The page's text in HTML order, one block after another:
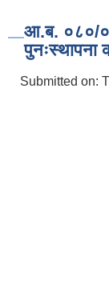
आ.ब. ०८०/
पुनःस्थापना
Submitted on: